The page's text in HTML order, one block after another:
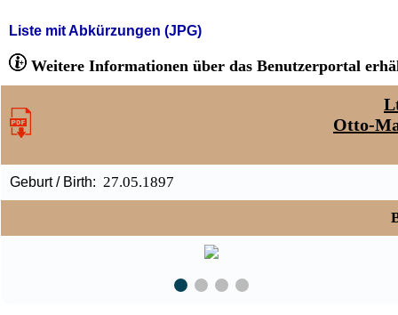
Liste mit Abkürzungen (JPG)
Weitere Informationen über das Benutzerportal
Otto-
Geburt / Birth: 27.05.1897